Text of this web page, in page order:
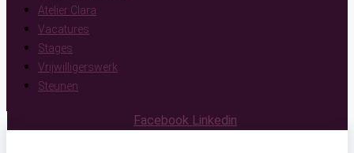
Atelier Clara
Vacatures
Stages
Vrijwilligerswerk
Steunen
Facebook Linkedin